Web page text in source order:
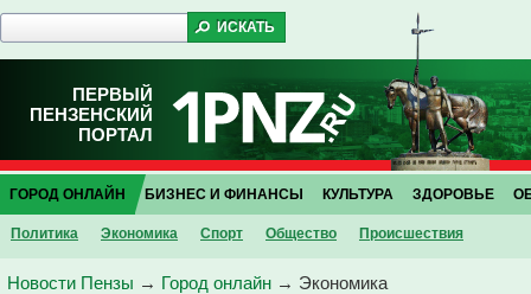
ПЕРВЫЙ
ПЕНЗЕНСКИЙ
ПОРТАЛ
ГОРОД ОНЛАЙН
Политика Экономика Спорт Общество Проиcшествия
БИЗНЕС И ФИНАНСЫ КУЛЬТУРА ЗДОРОВЬЕ
Новости Пензы → Город онлайн → Экономика